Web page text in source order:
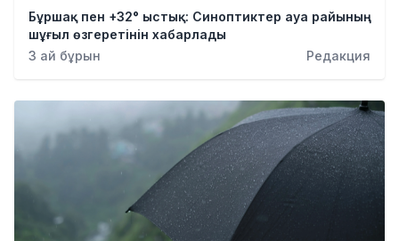
Бұршақ пен +32° ыстық: Синоптиктер ауа райының
шұғыл өзгеретінін хабарлады
3 ай бұрын
Редакция